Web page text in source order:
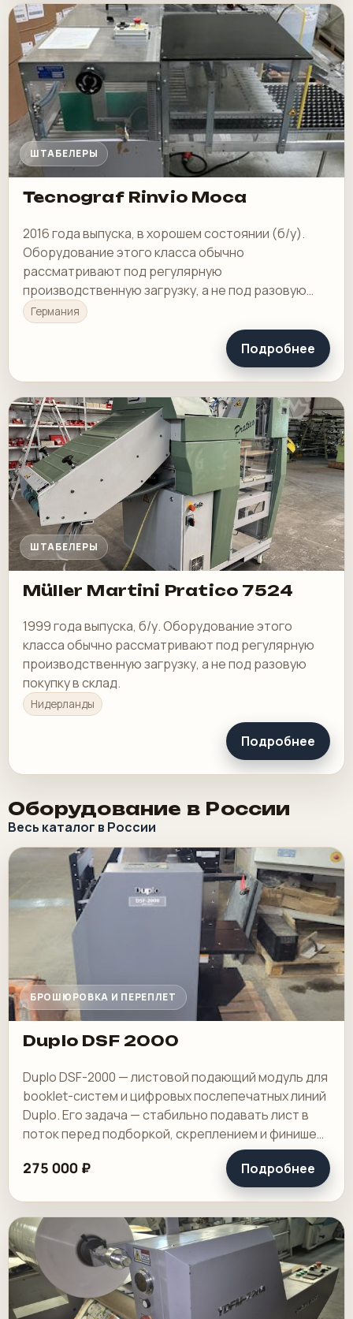
ШТАБЕЛЕРЫ
Tecnograf Rinvio Moca
2016 года выпуска, в хорошем состоянии (б/у).
Оборудование этого класса обычно
рассматривают под регулярную
производственную загрузку, а не под разовую
покупку в склад.
Германия
Подробнее
ШТАБЕЛЕРЫ
Müller Martini Pratico 7524
1999 года выпуска, б/у. Оборудование этого
класса обычно рассматривают под регулярную
производственную загрузку, а не под разовую
покупку в склад.
Нидерланды
Подробнее
Оборудование в России
Весь каталог в России
БРОШЮРОВКА И ПЕРЕПЛЕТ
Duplo DSF 2000
Duplo DSF-2000 — листовой подающий модуль для
booklet-систем и цифровых послепечатных линий
Duplo. Его задача — стабильно подавать лист в
поток перед подборкой, скреплением и финишем,
275 000 ₽ Подробнее